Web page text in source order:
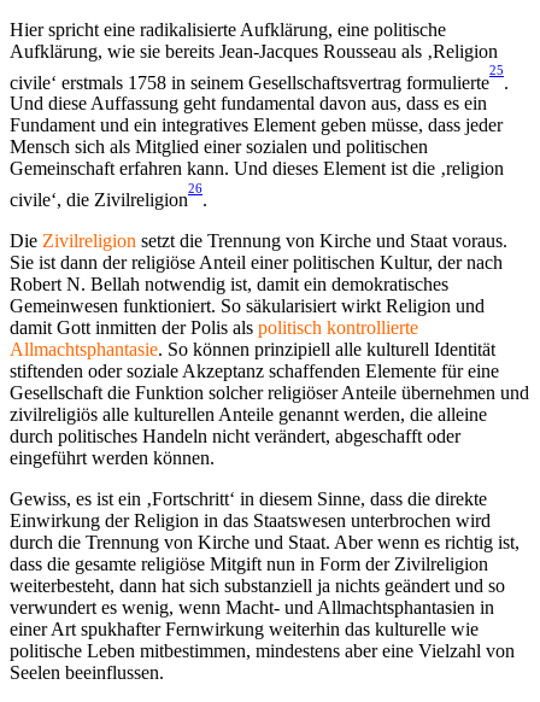
Hier spricht eine radikalisierte Aufklärung, eine politische
Aufklärung, wie sie bereits Jean-Jacques Rousseau als ‚Religion
civile‘ erstmals 1758 in seinem Gesellschaftsvertrag formulierte
25
.
Und diese Auffassung geht fundamental davon aus, dass es ein
Fundament und ein integratives Element geben müsse, dass jeder
Mensch sich als Mitglied einer sozialen und politischen
Gemeinschaft erfahren kann. Und dieses Element ist die ‚religion
civile‘, die Zivilreligion
26
.
Die Zivilreligion setzt die Trennung von Kirche und Staat voraus.
Sie ist dann der religiöse Anteil einer politischen Kultur, der nach
Robert N. Bellah notwendig ist, damit ein demokratisches
Gemeinwesen funktioniert. So säkularisiert wirkt Religion und
damit Gott inmitten der Polis als politisch kontrollierte
Allmachtsphantasie. So können prinzipiell alle kulturell Identität
stiftenden oder soziale Akzeptanz schaffenden Elemente für eine
Gesellschaft die Funktion solcher religiöser Anteile übernehmen und
zivilreligiös alle kulturellen Anteile genannt werden, die alleine
durch politisches Handeln nicht verändert, abgeschafft oder
eingeführt werden können.
Gewiss, es ist ein ‚Fortschritt‘ in diesem Sinne, dass die direkte
Einwirkung der Religion in das Staatswesen unterbrochen wird
durch die Trennung von Kirche und Staat. Aber wenn es richtig ist,
dass die gesamte religiöse Mitgift nun in Form der Zivilreligion
weiterbesteht, dann hat sich substanziell ja nichts geändert und so
verwundert es wenig, wenn Macht- und Allmachtsphantasien in
einer Art spukhafter Fernwirkung weiterhin das kulturelle wie
politische Leben mitbestimmen, mindestens aber eine Vielzahl von
Seelen beeinflussen.